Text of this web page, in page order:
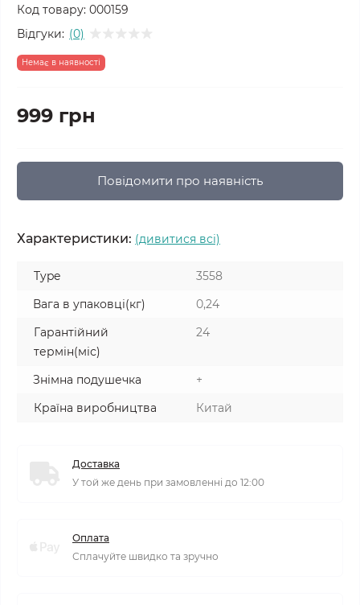
Код товару: 000159
Відгуки: (0)
Немає в наявності
999 грн
Повідомити про наявність
Характеристики: (дивитися всі)
Type
3558
Вага в упаковці(кг)
0,24
Гарантійний
термін(міс)
24
Знімна подушечка
+
Країна виробництва
Китай
Доставка
У той же день при замовленні до 12:00
Оплата
Сплачуйте швидко та зручно